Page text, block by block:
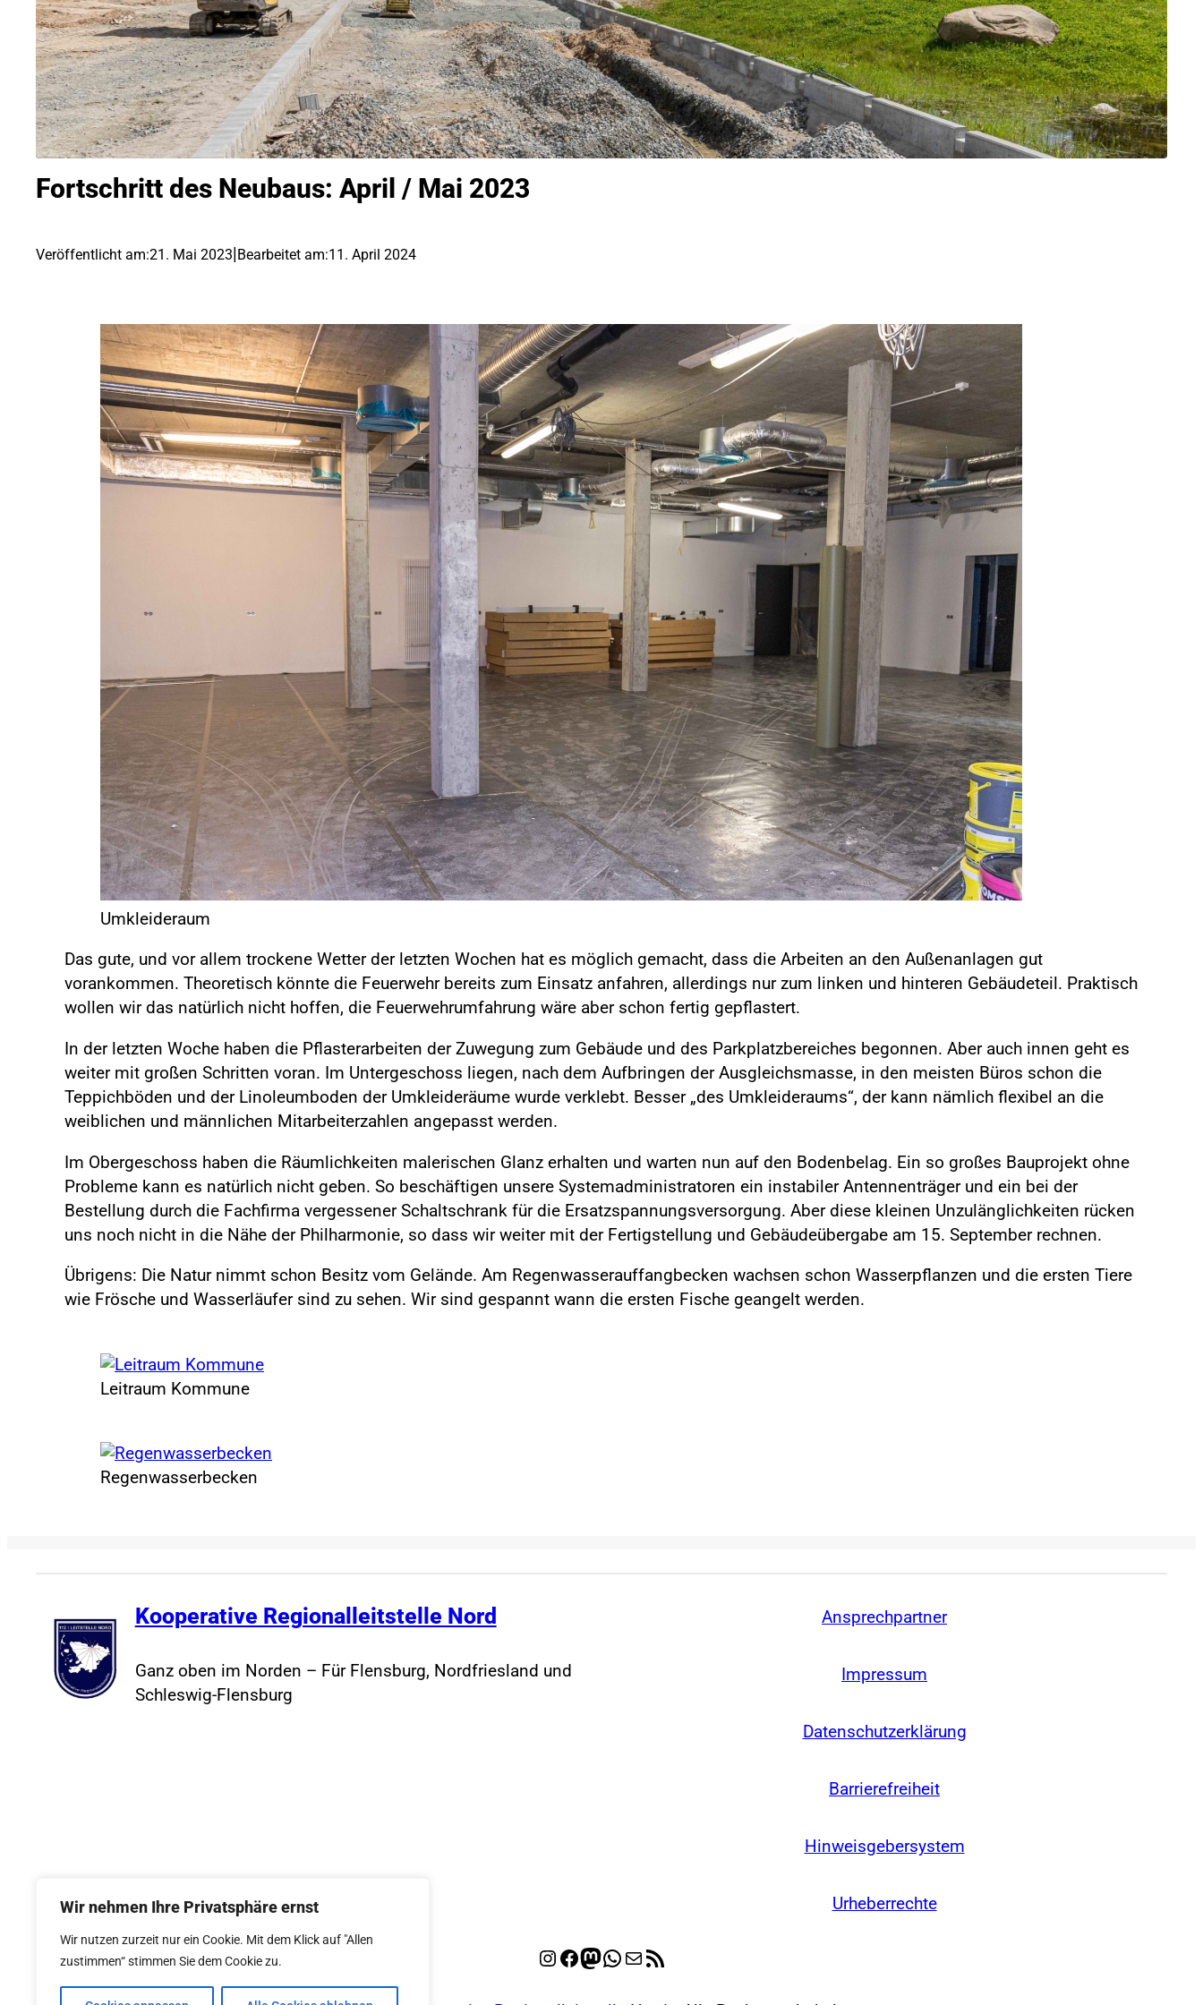
Wir nehmen Ihre Privatsphäre ernst
Wir nutzen zurzeit nur ein Cookie. Mit dem Klick auf "Allen
zustimmen“ stimmen Sie dem Cookie zu.
Fortschritt des Neubaus: April / Mai 2023
Veröffentlicht am:21. Mai 2023 Bearbeitet am:11. April 2024
Umkleideraum
Das gute, und vor allem trockene Wetter der letzten Wochen hat es möglich gemacht, dass die Arbeiten an den Außenanlagen gut
vorankommen. Theoretisch könnte die Feuerwehr bereits zum Einsatz anfahren, allerdings nur zum linken und hinteren Gebäudeteil. Praktisch
wollen wir das natürlich nicht hoffen, die Feuerwehrumfahrung wäre aber schon fertig gepflastert.
In der letzten Woche haben die Pflasterarbeiten der Zuwegung zum Gebäude und des Parkplatzbereiches begonnen. Aber auch innen geht es
weiter mit großen Schritten voran. Im Untergeschoss liegen, nach dem Aufbringen der Ausgleichsmasse, in den meisten Büros schon die
Teppichböden und der Linoleumboden der Umkleideräume wurde verklebt. Besser „des Umkleideraums“, der kann nämlich flexibel an die
weiblichen und männlichen Mitarbeiterzahlen angepasst werden.
Im Obergeschoss haben die Räumlichkeiten malerischen Glanz erhalten und warten nun auf den Bodenbelag. Ein so großes Bauprojekt ohne
Probleme kann es natürlich nicht geben. So beschäftigen unsere Systemadministratoren ein instabiler Antennenträger und ein bei der
Bestellung durch die Fachfirma vergessener Schaltschrank für die Ersatzspannungsversorgung. Aber diese kleinen Unzulänglichkeiten rücken
uns noch nicht in die Nähe der Philharmonie, so dass wir weiter mit der Fertigstellung und Gebäudeübergabe am 15. September rechnen.
Übrigens: Die Natur nimmt schon Besitz vom Gelände. Am Regenwasserauffangbecken wachsen schon Wasserpflanzen und die ersten Tiere
wie Frösche und Wasserläufer sind zu sehen. Wir sind gespannt wann die ersten Fische geangelt werden.
Leitraum Kommune
Regenwasserbecken
Kooperative Regionalleitstelle Nord
Ganz oben im Norden – Für Flensburg, Nordfriesland und
Schleswig-Flensburg
Ansprechpartner
Impressum
Datenschutzerklärung
Barrierefreiheit
Hinweisgebersystem
Urheberrechte
Instagram
Facebook
Mastodon
WhatsApp
E-MailRSS-Feed